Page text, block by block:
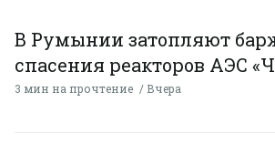
В Румынии затопляют
спасения реакторов АЭС
3 мин на прочтение Вчера